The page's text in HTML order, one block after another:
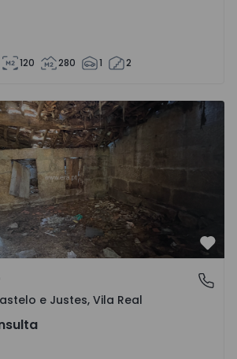
120 280 1 2
Tomé do Castelo e Justes - 1575189 - 1
e Justes, Vila Real
e Justes, Vila Real